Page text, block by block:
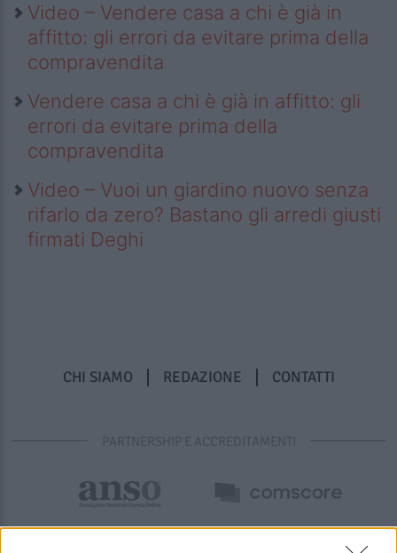
Video – Vendere casa a chi è già in
affitto: gli errori da evitare prima della
compravendita
Vendere casa a chi è già in affitto: gli
errori da evitare prima della
compravendita
Video – Vuoi un giardino nuovo senza
rifarlo da zero? Bastano gli arredi giusti
firmati Deghi
CHI SIAMO REDAZIONE CONTATTI
PARTNERSHIP E ACCREDITAMENTI